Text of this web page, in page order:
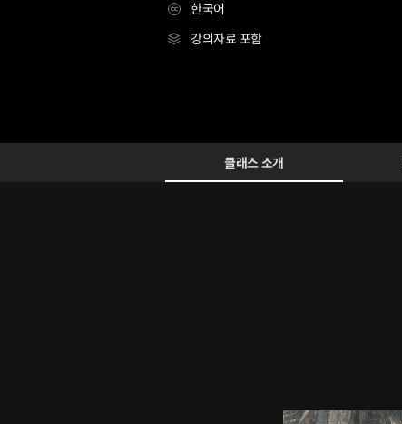
한국어
강의자료 포함
Configuration Information Shortcuts클래스 소개